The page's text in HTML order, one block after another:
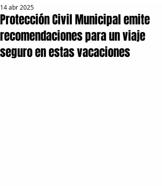
Protección Civil Municipal emite
recomendaciones para un viaje
seguro en estas vacaciones
14 abr 2025